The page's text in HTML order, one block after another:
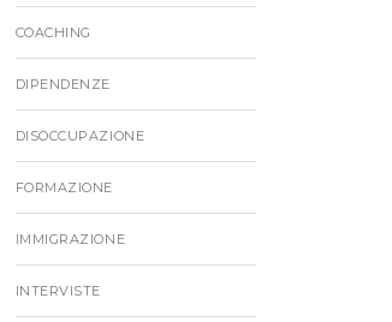
COACHING
DIPENDENZE
DISOCCUPAZIONE
FORMAZIONE
IMMIGRAZIONE
INTERVISTE